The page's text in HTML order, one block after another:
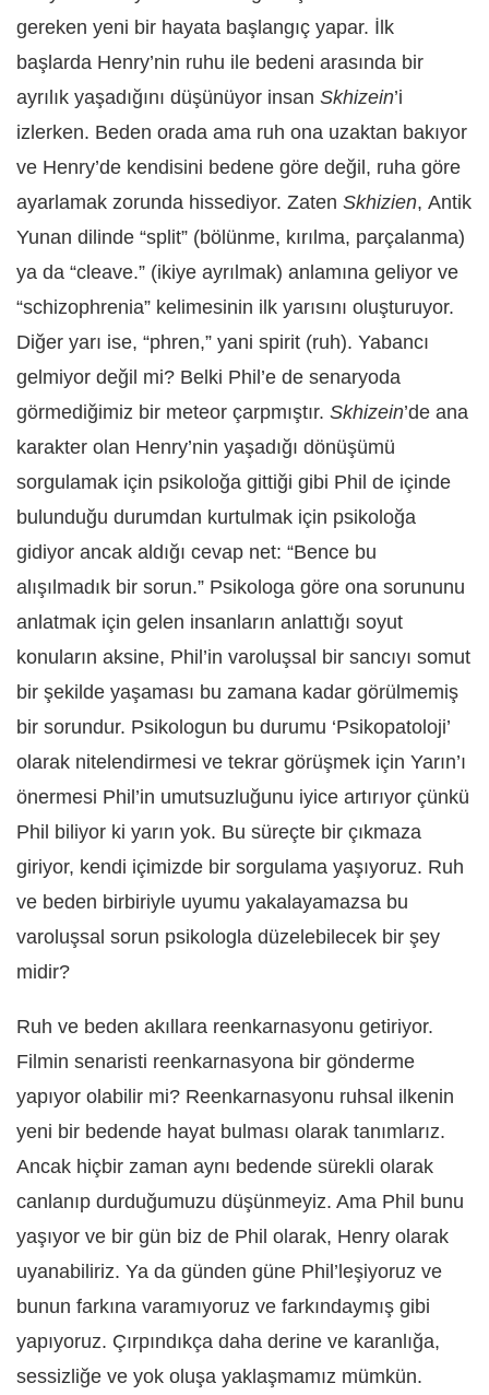
gereken yeni bir hayata başlangıç yapar. İlk
başlarda Henry’nin ruhu ile bedeni arasında bir
ayrılık yaşadığını düşünüyor insan Skhizein’i
izlerken. Beden orada ama ruh ona uzaktan bakıyor
ve Henry’de kendisini bedene göre değil, ruha göre
ayarlamak zorunda hissediyor. Zaten Skhizien, Antik
Yunan dilinde “split” (bölünme, kırılma, parçalanma)
ya da “cleave.” (ikiye ayrılmak) anlamına geliyor ve
“schizophrenia” kelimesinin ilk yarısını oluşturuyor.
Diğer yarı ise, “phren,” yani spirit (ruh). Yabancı
gelmiyor değil mi? Belki Phil’e de senaryoda
görmediğimiz bir meteor çarpmıştır. Skhizein’de ana
karakter olan Henry’nin yaşadığı dönüşümü
sorgulamak için psikoloğa gittiği gibi Phil de içinde
bulunduğu durumdan kurtulmak için psikoloğa
gidiyor ancak aldığı cevap net: “Bence bu
alışılmadık bir sorun.” Psikologa göre ona sorununu
anlatmak için gelen insanların anlattığı soyut
konuların aksine, Phil’in varoluşsal bir sancıyı somut
bir şekilde yaşaması bu zamana kadar görülmemiş
bir sorundur. Psikologun bu durumu ‘Psikopatoloji’
olarak nitelendirmesi ve tekrar görüşmek için Yarın’ı
önermesi Phil’in umutsuzluğunu iyice artırıyor çünkü
Phil biliyor ki yarın yok. Bu süreçte bir çıkmaza
giriyor, kendi içimizde bir sorgulama yaşıyoruz. Ruh
ve beden birbiriyle uyumu yakalayamazsa bu
varoluşsal sorun psikologla düzelebilecek bir şey
midir?
Ruh ve beden akıllara reenkarnasyonu getiriyor.
Filmin senaristi reenkarnasyona bir gönderme
yapıyor olabilir mi? Reenkarnasyonu ruhsal ilkenin
yeni bir bedende hayat bulması olarak tanımlarız.
Ancak hiçbir zaman aynı bedende sürekli olarak
canlanıp durduğumuzu düşünmeyiz. Ama Phil bunu
yaşıyor ve bir gün biz de Phil olarak, Henry olarak
uyanabiliriz. Ya da günden güne Phil’leşiyoruz ve
bunun farkına varamıyoruz ve farkındaymış gibi
yapıyoruz. Çırpındıkça daha derine ve karanlığa,
sessizliğe ve yok oluşa yaklaşmamız mümkün.